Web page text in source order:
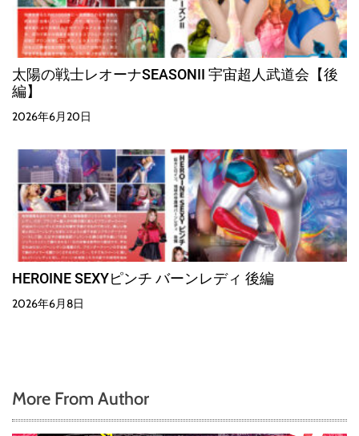
太陽の戦士レオーナSEASONII 宇宙超人武道会【後
編】
2026年6月20日
HEROINE SEXYピンチ バーンレディ 後編
2026年6月8日
More From Author